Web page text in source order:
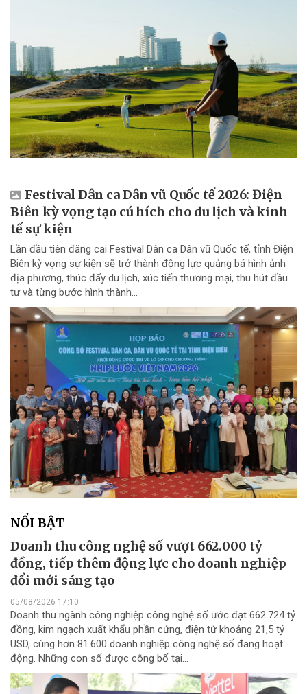
Festival Dân ca Dân vũ Quốc tế 2026: Điện
Biên kỳ vọng tạo cú hích cho du lịch và kinh
tế sự kiện
Lần đầu tiên đăng cai Festival Dân ca Dân vũ Quốc tế, tỉnh Điện
Biên kỳ vọng sự kiện sẽ trở thành động lực quảng bá hình ảnh
địa phương, thúc đẩy du lịch, xúc tiến thương mại, thu hút đầu
tư và từng bước hình thành...
NỔI BẬT
Doanh thu công nghệ số vượt 662.000 tỷ
đồng, tiếp thêm động lực cho doanh nghiệp
đổi mới sáng tạo
05/08/2026 17:10
Doanh thu ngành công nghiệp công nghệ số ước đạt 662.724 tỷ
đồng, kim ngạch xuất khẩu phần cứng, điện tử khoảng 21,5 tỷ
USD, cùng hơn 81.600 doanh nghiệp công nghệ số đang hoạt
động. Những con số được công bố tại...